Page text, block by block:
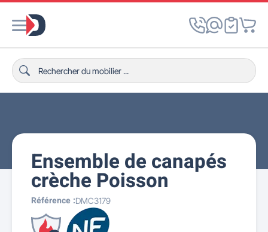
Ensemble de canapés
crèche Poisson
Référence :DMC3179